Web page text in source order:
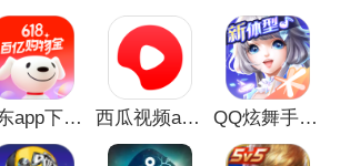
京东app下载安装 西瓜视频app安卓版 QQ炫舞手游破解版